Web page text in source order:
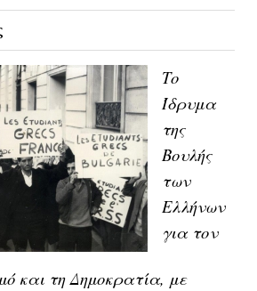
Το
Ίδρυμα
της
Βουλής
των
Ελλήνων
για τον
και τη Δημοκρατία, με